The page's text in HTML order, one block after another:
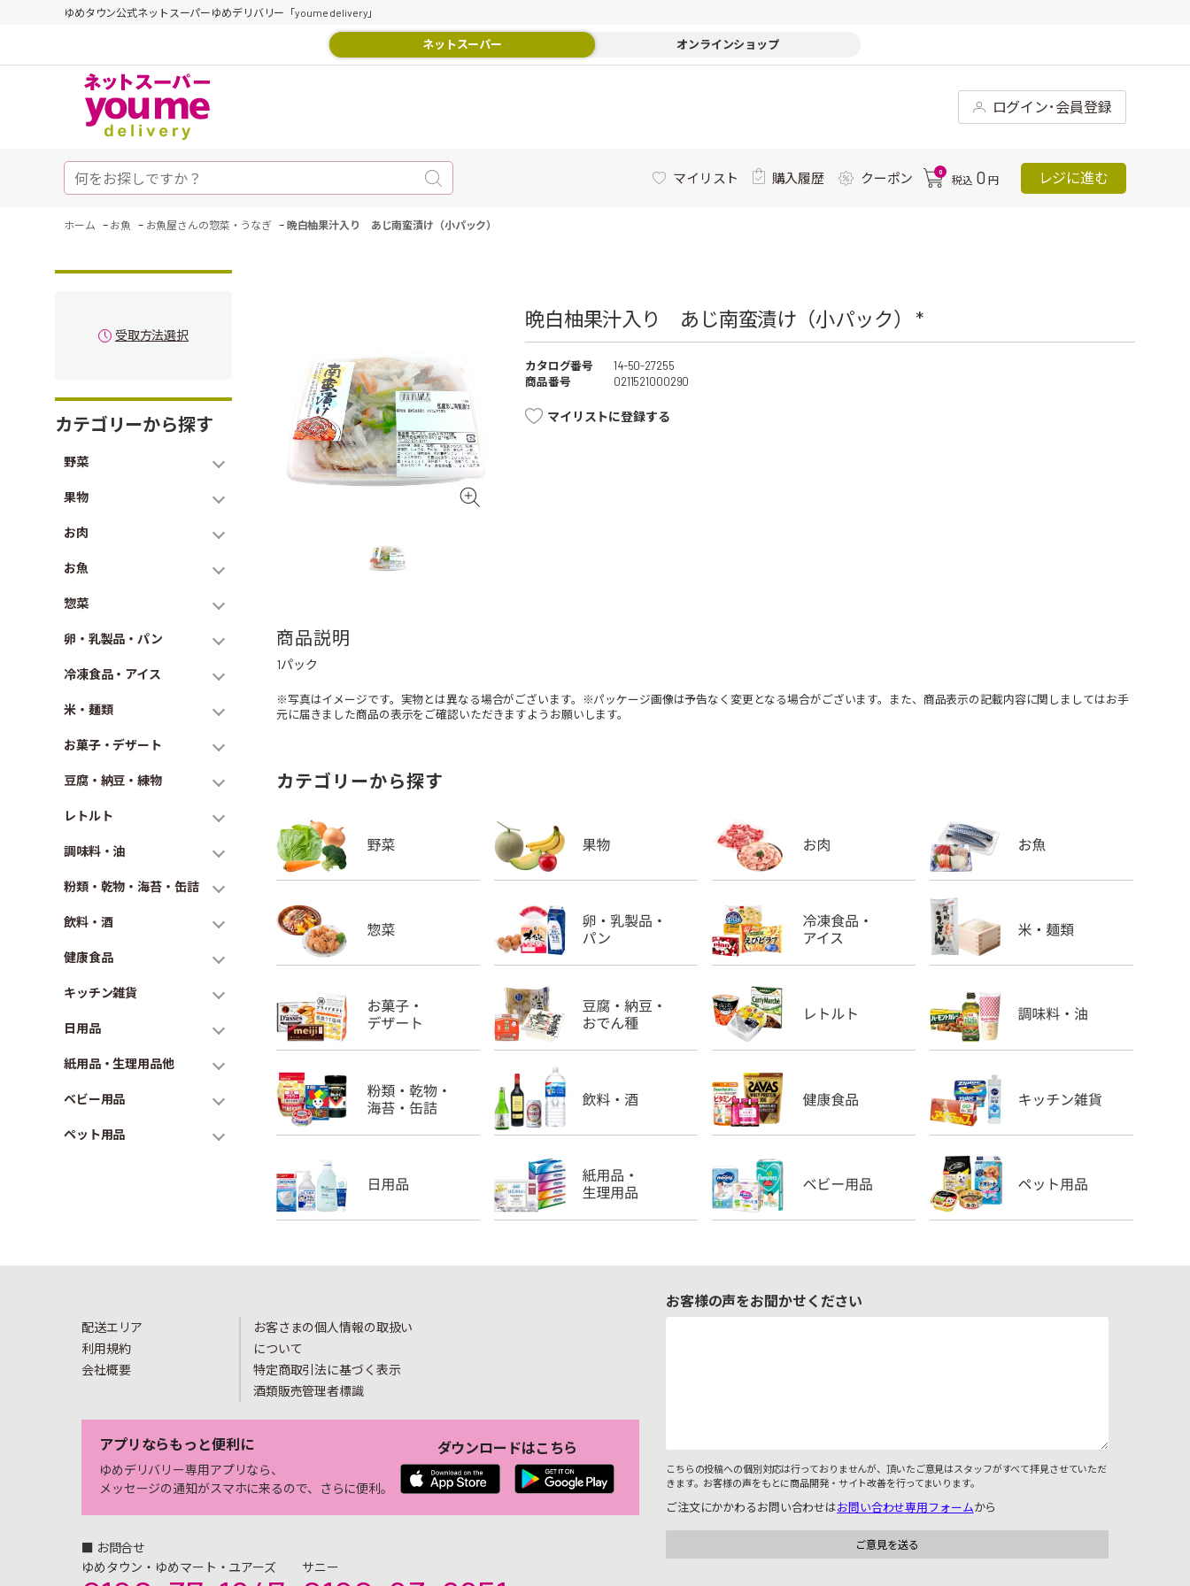
ゆめタウン公式ネットスーパーゆめデリバリー「youme delivery」
ネットスーパー オンラインショップ
ログイン･会員登録
マイリスト 購入履歴 クーポン 0
税込 0 円 レジに進む
ホーム - お魚 - お魚屋さんの惣菜・うなぎ - 晩白柚果汁入り あじ南蛮漬け（小パック）
受取方法選択
カテゴリーから探す
野菜
果物
お肉
お魚
惣菜
卵・乳製品・パン
冷凍食品・アイス
米・麺類
お菓子・デザート
豆腐・納豆・練物
レトルト
調味料・油
粉類・乾物・海苔・缶詰
飲料・酒
健康食品
キッチン雑貨
日用品
紙用品・生理用品他
ベビー用品
ペット用品
晩白柚果汁入り あじ南蛮漬け（小パック） *
カタログ番号
14-50-27255
商品番号
0211521000290
マイリストに登録する
商品説明
1パック
※写真はイメージです。実物とは異なる場合がございます。※パッケージ画像は予告なく変更となる場合がございます。また、商品表示の記載内容に関しましてはお手
元に届きました商品の表示をご確認いただきますようお願いします。
カテゴリーから探す
配送エリア
利用規約
会社概要
お客さまの個人情報の取扱い
について
特定商取引法に基づく表示
酒類販売管理者標識
アプリならもっと便利に
ゆめデリバリー専用アプリなら、
メッセージの通知がスマホに来るので、さらに便利。
ダウンロードはこちら
■ お問合せ
ゆめタウン・ゆめマート・ユアーズ
サニー
お客様の声をお聞かせください
こちらの投稿への個別対応は行っておりませんが、頂いたご意見はスタッフがすべて拝見させていただ
きます。お客様の声をもとに商品開発・サイト改善を行ってまいります。
ご注文にかかわるお問い合わせはお問い合わせ専用フォームから